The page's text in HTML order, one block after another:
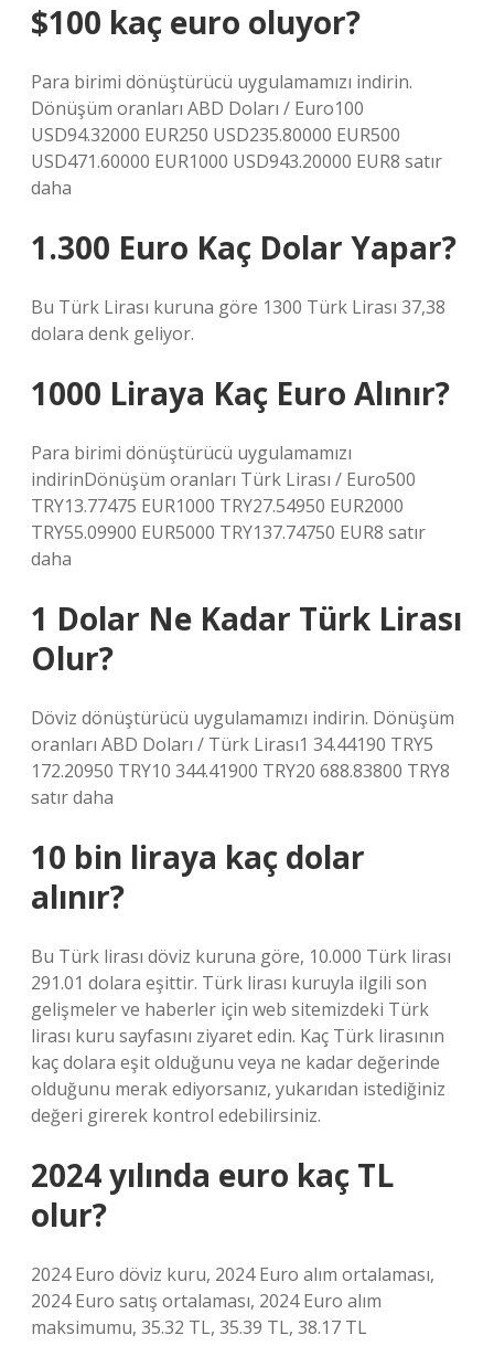
$100 kaç euro oluyor?
Para birimi dönüştürücü uygulamamızı indirin.
Dönüşüm oranları ABD Doları / Euro100
USD94.32000 EUR250 USD235.80000 EUR500
USD471.60000 EUR1000 USD943.20000 EUR8 satır
daha
1.300 Euro Kaç Dolar Yapar?
Bu Türk Lirası kuruna göre 1300 Türk Lirası 37,38
dolara denk geliyor.
1000 Liraya Kaç Euro Alınır?
Para birimi dönüştürücü uygulamamızı
indirinDönüşüm oranları Türk Lirası / Euro500
TRY13.77475 EUR1000 TRY27.54950 EUR2000
TRY55.09900 EUR5000 TRY137.74750 EUR8 satır
daha
1 Dolar Ne Kadar Türk Lirası
Olur?
Döviz dönüştürücü uygulamamızı indirin. Dönüşüm
oranları ABD Doları / Türk Lirası1 34.44190 TRY5
172.20950 TRY10 344.41900 TRY20 688.83800 TRY8
satır daha
10 bin liraya kaç dolar
alınır?
Bu Türk lirası döviz kuruna göre, 10.000 Türk lirası
291.01 dolara eşittir. Türk lirası kuruyla ilgili son
gelişmeler ve haberler için web sitemizdeki Türk
lirası kuru sayfasını ziyaret edin. Kaç Türk lirasının
kaç dolara eşit olduğunu veya ne kadar değerinde
olduğunu merak ediyorsanız, yukarıdan istediğiniz
değeri girerek kontrol edebilirsiniz.
2024 yılında euro kaç TL
olur?
2024 Euro döviz kuru, 2024 Euro alım ortalaması,
2024 Euro satış ortalaması, 2024 Euro alım
maksimumu, 35.32 TL, 35.39 TL, 38.17 TL